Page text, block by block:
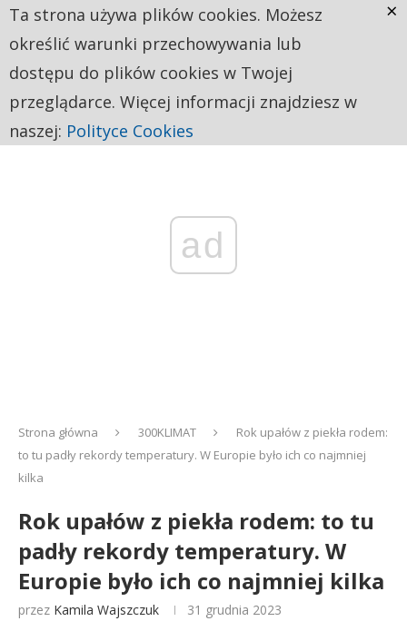
ad
Strona główna 300KLIMAT
Rok upałów z piekła rodem:
to tu padły rekordy temperatury. W Europie było ich co najmniej
kilka
Rok upałów z piekła rodem: to tu
padły rekordy temperatury. W
Europie było ich co najmniej kilka
przez Kamila Wajszczuk 31 grudnia 2023
Ta strona używa plików cookies. Możesz
określić warunki przechowywania lub
dostępu do plików cookies w Twojej
przeglądarce. Więcej informacji znajdziesz w
naszej: Polityce Cookies
×